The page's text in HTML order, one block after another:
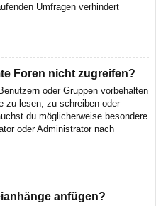
Umfragen verhindert
Foren nicht zugreifen?
oder Gruppen vorbehalten
zu lesen, zu schreiben oder
du möglicherweise besondere
oder Administrator nach
anfügen?